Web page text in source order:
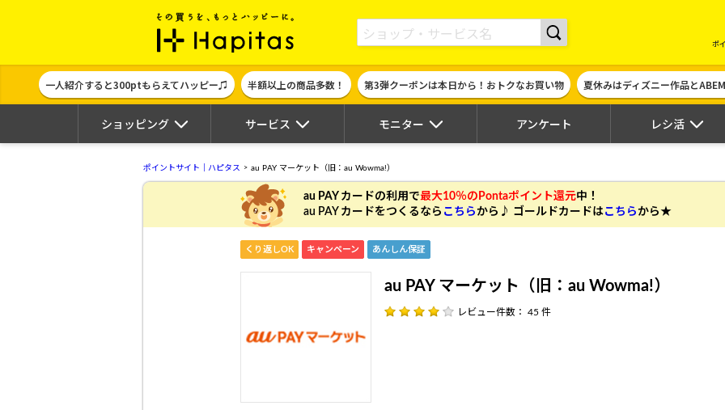
ポイント貯めて現金やギフト券に交換できるポイントサイト | ハピタス
ポ
一人紹介すると300ptもらえてハッピー♫ 半額以上の商品多数！ 第3弾クーポンは本日から！おトクなお買い物 夏休みはディズニー作品と
ショッピング サービス モニター アンケート レシ活
ポイントサイト｜ハピタス au PAY マーケット（旧：au Wowma!）
au PAY カードの利用 で最大10％のPontaポイント還元中！
au PAY カードをつくるなら こちらから♪ ゴールドカードはこちらから★
くり返しOK キャンペーン あんしん保証
au PAY マーケット（旧：au Wowma!）
レビュー件数： 45 件